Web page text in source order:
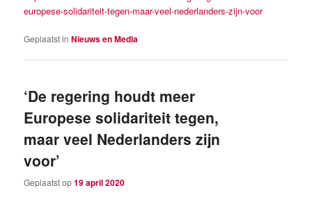
europese-solidariteit-tegen-maar-veel-nederlanders-zijn-voor
Geplaatst in Nieuws en Media
‘De regering houdt meer
Europese solidariteit tegen,
maar veel Nederlanders zijn
voor’
Geplaatst op19 april 2020